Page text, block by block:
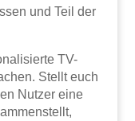
und Teil der
TV-
Stellt euch
Nutzer eine